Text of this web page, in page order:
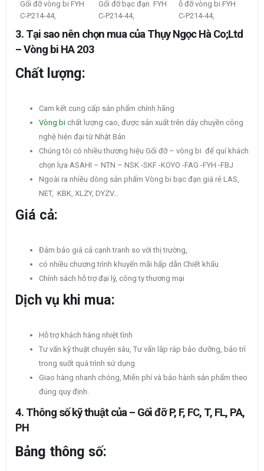
Gối đỡ vòng bi FYH
C-P214-44,
Gối đỡ bạc đạn FYH
C-P214-44,
ỗ đỡ vòng bi FYH
C-P214-44,
3. Tại sao nên chọn mua của Thụy Ngọc Hà Co;Ltd
– Vòng bi HA 203
Chất lượng:
Cam kết cung cấp sản phẩm chính hãng
Vòng bi chất lượng cao, được sản xuất trên dây chuyền công
nghệ hiện đại từ Nhật Bản
Chúng tôi có nhiều thương hiệu Gối đỡ – vòng bi để quí khách
chọn lựa ASAHI – NTN – NSK -SKF -KOYO -FAG -FYH -FBJ
Ngoài ra nhiều dòng sản phẩm Vòng bi bạc đạn giá rẻ LAS,
NET, KBK, XLZY, DYZV…
Giá cả:
Đảm bảo giá cả cạnh tranh so với thị trường,
có nhiều chương trình khuyến mãi hấp dẫn Chiết khấu
Chính sách hỗ trợ đại lý, công ty thương mại
Dịch vụ khi mua:
Hỗ trợ khách hàng nhiệt tình
Tư vấn kỹ thuật chuyên sâu, Tư vấn lắp ráp bảo dưỡng, bảo trì
trong suốt quá trình sử dụng
Giao hàng nhanh chóng, Miễn phí và bảo hành sản phẩm theo
đúng quy định.
4. Thông số kỹ thuật của – Gối đỡ P, F, FC, T, FL, PA,
PH
Bảng thông số: